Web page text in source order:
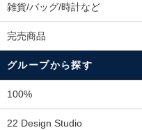
雑貨/バッグ/時計など
完売商品
グループから探す
100%
22 Design Studio